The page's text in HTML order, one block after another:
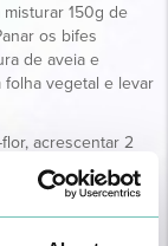
150g de
os bifes
de aveia e
vegetal e levar
acrescentar 2
gorda, bater tudo